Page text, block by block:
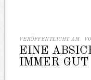
VERÖFFENTLICHT AM
EINE
IMMER GUT